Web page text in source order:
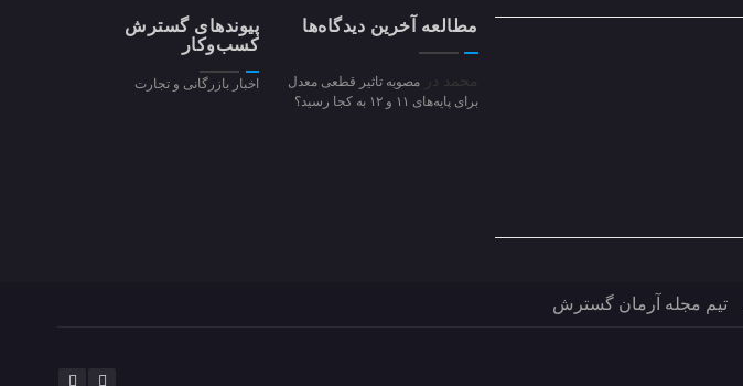
مطالعه آخرین دیدگاه‌ها
محمد درمصوبه تاثیر قطعی معدل
برای پایه‌های ۱۱ و ۱۲ به کجا رسید؟
پیوندهای گسترش
کسب‌وکار
اخبار بازرگانی و تجارت
تیم مجله آرمان گسترش